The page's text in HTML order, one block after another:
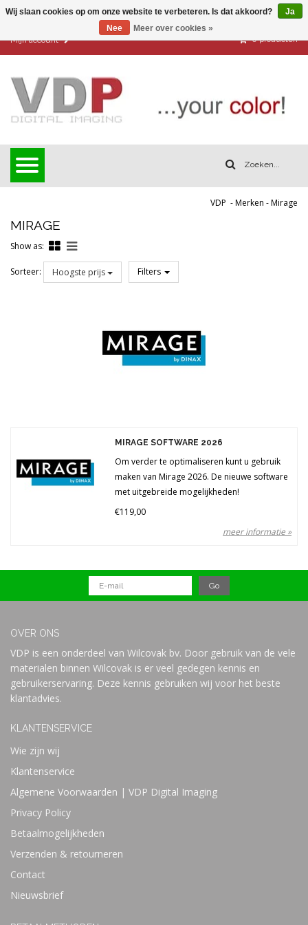
Mijn account 0 producten
VDP -Merken -Mirage
MIRAGE
Show as:
Sorteer: Hoogste prijs Filters
MIRAGE SOFTWARE 2026
Om verder te optimaliseren kunt u gebruik
maken van Mirage 2026. De nieuwe software
met uitgebreide mogelijkheden!
€119,00
meer informatie »
OVER ONS
VDP is een onderdeel van Wilcovak bv. Door gebruik van de vele
materialen binnen Wilcovak is er veel gedegen kennis en
gebruikerservaring. Deze kennis gebruiken wij voor het beste
klantadvies.
KLANTENSERVICE
Wie zijn wij
Klantenservice
Algemene Voorwaarden | VDP Digital Imaging
Privacy Policy
Betaalmogelijkheden
Verzenden & retourneren
Contact
Nieuwsbrief
Wij slaan cookies op om onze website te verbeteren. Is dat akkoord?
Ja
Nee
Meer over cookies »